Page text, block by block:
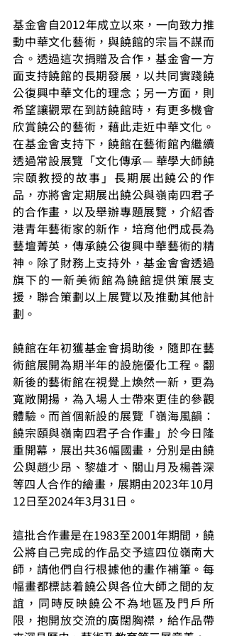
基金會自2012年成立以來，一向致力推
動中華文化藝術，與饒館的宗旨不謀而
合。透過這次捐贈及合作，基金會一方
面支持饒館的長期發展，以共同實踐饒
公復興中華文化的理念；另一方面，則
希望讓觀眾在到訪饒館時，有更多機會
欣賞饒公的藝術，藉此走近中華文化。
在基金會支持下，饒館在藝術館內繼續
透過常設展覽「文化傳承— 華學大師饒
宗頤教授的故事」長期展出饒公的作
品，亦將會定期展出饒公與嶺南四君子
的合作畫，以及舉辦專題展覽，介紹香
港青年藝術家的新作，培育他們成長為
藝壇菁英，傳承饒公復興中華藝術的精
神。除了財務上支持外，基金會會透過
旗下的一新美術館為饒館提供策展支
援，聯合策劃以上展覽以及推動其他計
劃。
饒館在年初獲基金會捐助後，隨即在藝
術館展開為期半年的設施優化工程。翻
新後的藝術館在視覺上煥然一新，更為
寬敞開揚，為入場人士帶來更佳的參觀
體驗。而首個新設的展覽「嶺海風韻：
饒宗頤與嶺南四君子合作畫」於今日隆
重開幕，展出共36幅國畫，分別是由饒
公與趙少昂、黎雄才、關山月及楊善深
等四人合作的繪畫，展期由2023年10月
12日至2024年3月31日。
這批合作畫是在1983至2001年期間，饒
公將自己完成的作品交予這四位嶺南大
師，請他們自行根據他的畫作補筆。每
幅畫都標誌着饒公與各位大師之間的友
誼，同時反映饒公不為地區及門戶所
限，抱開放交流的廣闊胸襟，給作品帶